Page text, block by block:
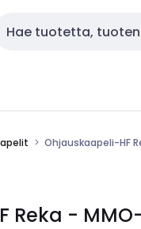
Haku
Ohjauskaapeli-HF
- MMO-